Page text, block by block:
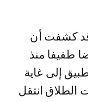
قد كشفت أن
طفيفا منذ
إلى غاية
الطلاق انتقل